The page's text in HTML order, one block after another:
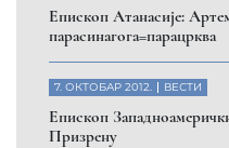
Eпископ Атанасије:
парасинагога=парацрква
7. ОКТОБАР 2012. ВЕСТИ
Eпископ
Призрену